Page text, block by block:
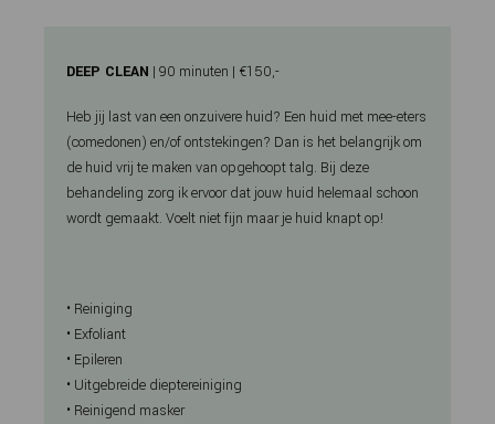
DEEP CLEAN | 90 minuten | €150,-
Heb jij last van een onzuivere huid? Een huid met mee-eters
(comedonen) en/of ontstekingen? Dan is het belangrijk om
de huid vrij te maken van opgehoopt talg. Bij deze
behandeling zorg ik ervoor dat jouw huid helemaal schoon
wordt gemaakt. Voelt niet fijn maar je huid knapt op!
• Reiniging
• Exfoliant
• Epileren
• Uitgebreide dieptereiniging
• Reinigend masker